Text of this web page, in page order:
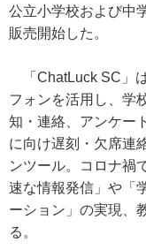
公立小学校および中
販売開始した。
「ChatLuck SC」
フォンを活用し、学
知・連絡、アンケー
に向け遅刻・欠席連
ンツール。コロナ禍
速な情報発信」や「
ーション」の実現、
る。